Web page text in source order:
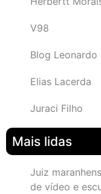
V98
Blog Leonardo
Elias Lacerda
Juraci Filho
Mais lidas
Juiz
de vídeo e